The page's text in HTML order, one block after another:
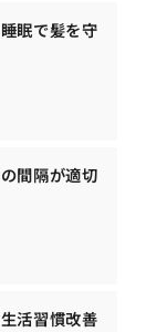
眠で髪を守
間隔が適切
活習慣改善